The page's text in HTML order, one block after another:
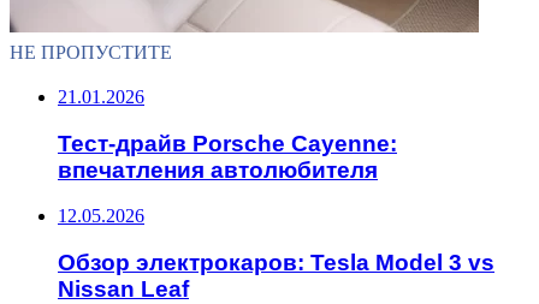
НЕ ПРОПУСТИТЕ
21.01.2026
Тест-драйв Porsche Cayenne:
впечатления автолюбителя
12.05.2026
Обзор электрокаров: Tesla Model 3 vs
Nissan Leaf